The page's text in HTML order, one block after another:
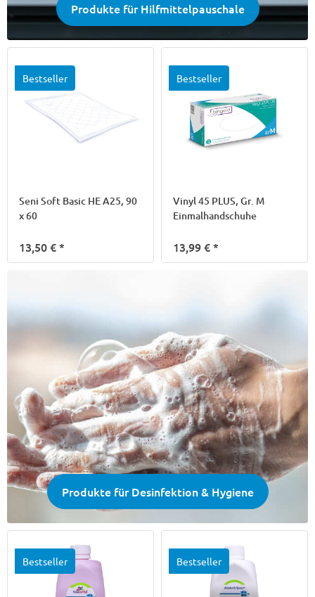
Produkte für Hilfmittelpauschale
Bestseller
Seni Soft Basic HE A25, 90
x 60
13,50 €*
Bestseller
Vinyl 45 PLUS, Gr. M
Einmalhandschuhe
13,99 €*
Bestseller Bestseller
Produkte für Desinfektion & Hygiene